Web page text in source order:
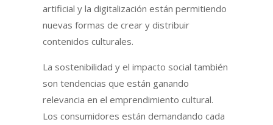
artificial y la digitalización están permitiendo
nuevas formas de crear y distribuir
contenidos culturales.
La sostenibilidad y el impacto social también
son tendencias que están ganando
relevancia en el emprendimiento cultural.
Los consumidores están demandando cada